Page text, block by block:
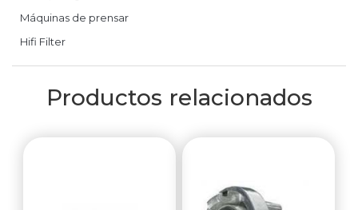
Máquinas de prensar
Hifi Filter
Productos relacionados